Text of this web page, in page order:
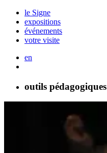
le Signe
expositions
événements
votre visite
en
outils pédagogiques